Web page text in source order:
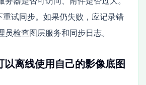
重试同步。如果仍失败，应记录错
检查图层服务和同步日志。
离线使用自己的影像底图